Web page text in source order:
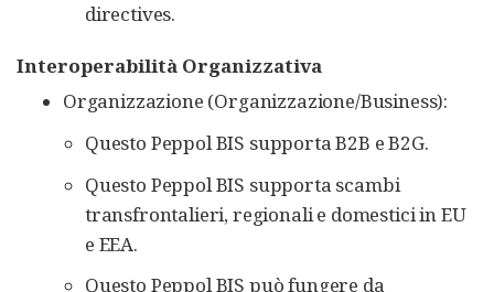
directives.
Interoperabilità Organizzativa
Organizzazione (Organizzazione/Business):
Questo Peppol BIS supporta B2B e B2G.
Questo Peppol BIS supporta scambi
transfrontalieri, regionali e domestici in EU
e EEA.
Questo Peppol BIS può fungere da